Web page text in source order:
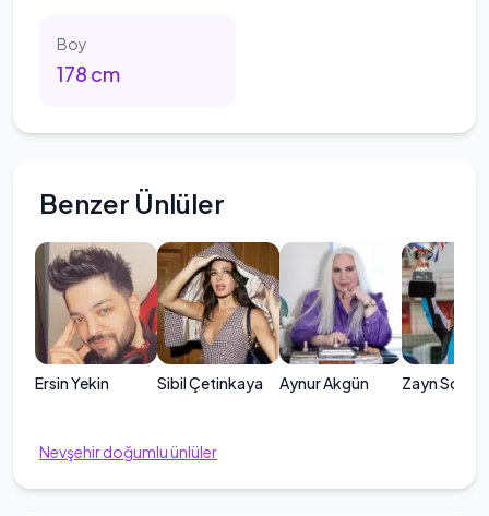
Boy
178 cm
Benzer Ünlüler
Ersin Yekin Sibil Çetinkaya Aynur Akgün Zayn
Nevşehirdoğumlu ünlüler